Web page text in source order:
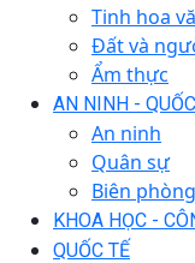
Tinh hoa
Đất và
Ẩm thực
AN NINH -
An ninh
Quân sự
Biên phòng
KHOA HỌC -
QUỐC TẾ